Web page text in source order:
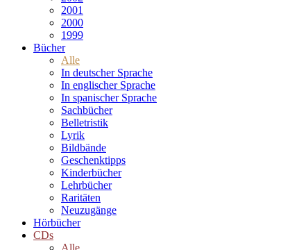
2001
2000
1999
Bücher
Alle
In deutscher Sprache
In englischer Sprache
In spanischer Sprache
Sachbücher
Belletristik
Lyrik
Bildbände
Geschenktipps
Kinderbücher
Lehrbücher
Raritäten
Neuzugänge
Hörbücher
CDs
Alle